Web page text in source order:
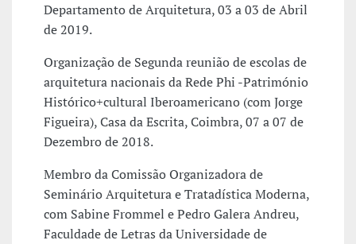
Departamento de Arquitetura, 03 a 03 de Abril
de 2019.
Organização de Segunda reunião de escolas de
arquitetura nacionais da Rede Phi -Património
Histórico+cultural Iberoamericano (com Jorge
Figueira), Casa da Escrita, Coimbra, 07 a 07 de
Dezembro de 2018.
Membro da Comissão Organizadora de
Seminário Arquitetura e Tratadística Moderna,
com Sabine Frommel e Pedro Galera Andreu,
Faculdade de Letras da Universidade de